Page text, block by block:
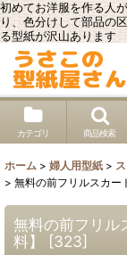
初めてお洋服を作る人
り、色分けして部品の
る型紙が沢山あります
カテゴリ 商品検索
ホーム > 婦人用型紙 >
> 無料の前フリルスカー
無料の前フリ
料】
[323]